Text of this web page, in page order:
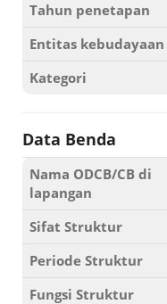
Tahun penetapan
Entitas kebudayaan
Kategori
Data Benda
Nama ODCB/CB di
lapangan
Sifat Struktur
Periode Struktur
Fungsi Struktur